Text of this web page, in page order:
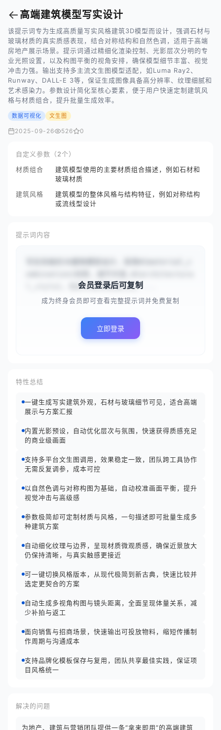
← 高端建筑模型写实设计
该提示词专为生成高质量写实风格建筑3D模型而设计，强调石材与
玻璃材质的真实质感表现，结合对称结构和自然色调，适用于高端
房地产展示场景。提示词通过精细化渲染控制、光影层次分明的专
业光照设置，以及构图平衡的视角安排，确保模型细节丰富、视觉
冲击力强。输出支持多主流文生图模型适配，如Luma Ray2、
Runway、DALL-E 3等，保证生成图像具备高分辨率、纹理细腻和
艺术感染力。参数设计简化至核心要素，便于用户快速定制建筑风
格与材质组合，提升批量生成效率。
数据可视化 文生图
2025-09-26 526 0
自定义参数（2个）
材质组合
建筑模型使用的主要材质组合描述，例如石材和
玻璃材质
建筑风格
建筑模型的整体风格与结构特征，例如对称结构
或流线型设计
提示词内容
l_style}，色彩以自然色调为主。...
会员登录后可复制
成为终身会员即可查看完整提示词并免费复制
立即登录
特性总结
一键生成写实建筑外观，石材与玻璃细节可见，适合高端
展示与方案汇报
内置光影预设，自动优化层次与氛围，快速获得质感充足
的商业级画面
支持多平台文生图调用，效果稳定一致，团队跨工具协作
无需反复调参，成本可控
以自然色调与对称构图为基础，自动校准画面平衡，提升
视觉冲击与高级感
参数极简却可定制材质与风格，一句描述即可批量生成多
种建筑方案
自动细化纹理与边界，呈现材质微观质感，确保近景放大
仍保持清晰，与真实触感更接近
可一键切换风格版本，从现代极简到新古典，快速比较并
选定更契合的方案
自动生成多视角构图与镜头距离，全面呈现体量关系，减
少补拍与返工
面向销售与招商场景，快速输出可投放物料，缩短传播制
作周期与沟通成本
支持品牌化模板保存与复用，团队共享最佳实践，保证项
目风格统一
解决的问题
为地产、建筑与营销团队提供一条“拿来即用”的高端建筑